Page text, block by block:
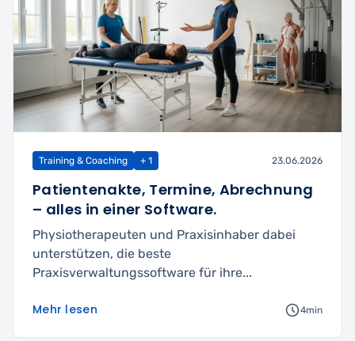
Training & Coaching + 1 23.06.2026
Patientenakte, Termine, Abrechnung
– alles in einer Software.
Physiotherapeuten und Praxisinhaber dabei
unterstützen, die beste
Praxisverwaltungssoftware für ihre...
Mehr lesen 4min